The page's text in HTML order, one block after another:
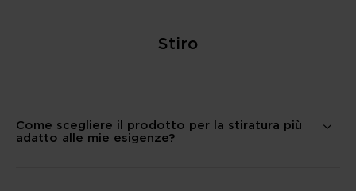
Stiro
Come scegliere il prodotto per la stiratura più
adatto alle mie esigenze?